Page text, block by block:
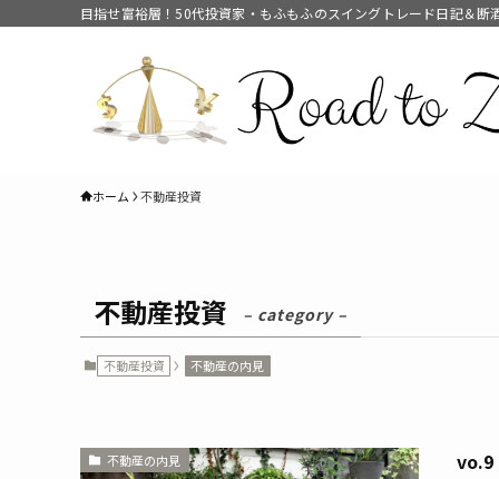
目指せ富裕層！50代投資家・もふもふのスイングトレード日記＆断
ホーム 不動産投資
不動産投資 – category –
不動産投資 不動産の内見
不動産の内見 vo.9